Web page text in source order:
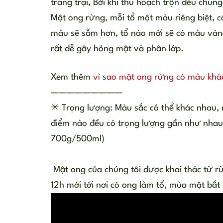
trang trại, Bởi khi thu hoạch trộn đều
Mật ong rừng, mỗi tổ một màu riêng biệt,
màu sẽ sẫm hơn, tổ nào mới sẽ có màu
rất dễ gây hỏng mật và phân lớp.
Xem thêm vì sao mật ong rừng có màu
—————————
✳ Trọng lượng: Màu sắc có thể khác
điểm nào đều có trọng lượng gần như
700g/500ml)
Mật ong của chúng tôi được khai thác từ
12h mới tới nơi có ong làm tổ, mùa mật